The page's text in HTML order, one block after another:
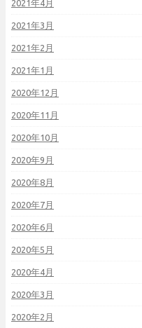
2021年4月
2021年3月
2021年2月
2021年1月
2020年12月
2020年11月
2020年10月
2020年9月
2020年8月
2020年7月
2020年6月
2020年5月
2020年4月
2020年3月
2020年2月